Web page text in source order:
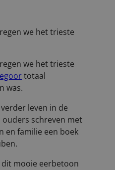
we het trieste
we het trieste
totaal
was.
leven in de
ouders schreven met
en familie een boek
dit mooie eerbetoon